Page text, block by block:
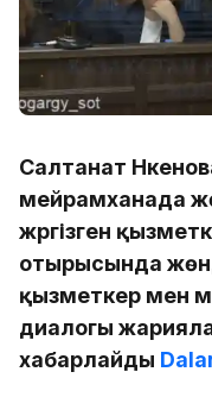
Салтанат
мейрамханада
жүргізген
отырысында
қызметкер мен
диалогы
хабарлайды